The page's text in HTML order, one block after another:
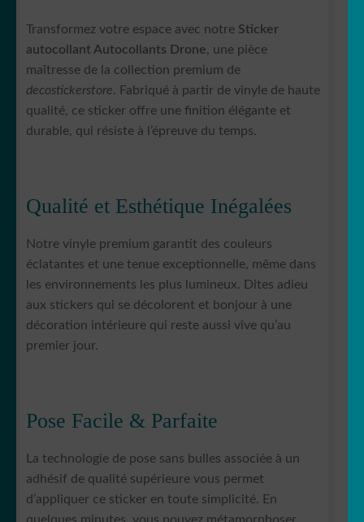
Transformez votre espace avec notre Sticker
autocollant Autocollants Drone, une pièce
maîtresse de la collection premium de
decostickerstore. Fabriqué à partir de vinyle de haute
qualité, ce sticker offre une finition élégante et
durable, qui résiste à l’épreuve du temps.
Qualité et Esthétique Inégalées
Notre vinyle premium garantit des couleurs
éclatantes et une tenue exceptionnelle, même dans
les environnements les plus lumineux. Dites adieu
aux stickers qui se décolorent et bonjour à une
décoration intérieure qui reste aussi vive qu’au
premier jour.
Pose Facile & Parfaite
La technologie de pose sans bulles associée à un
adhésif de qualité supérieure vous permet
d’appliquer ce sticker en toute simplicité. En